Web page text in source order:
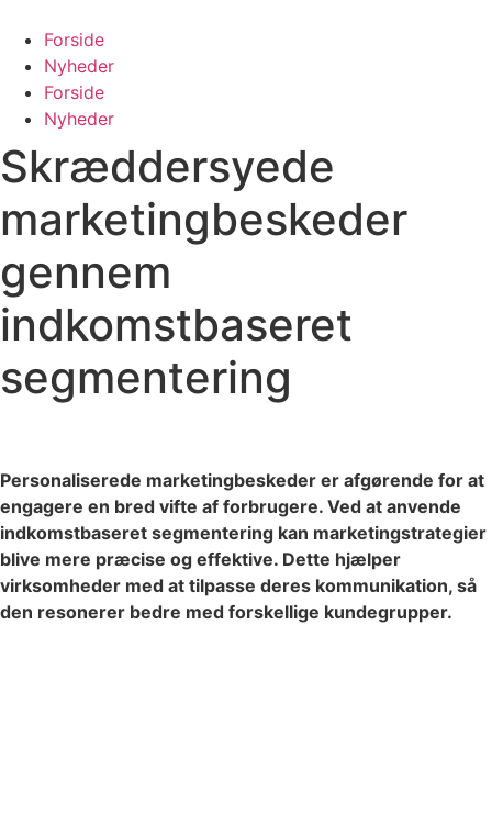
indhold
Forside
Nyheder
Forside
Nyheder
Skræddersyede
marketingbeskeder
gennem
indkomstbaseret
segmentering
Personaliserede marketingbeskeder er afgørende for at
engagere en bred vifte af forbrugere. Ved at anvende
indkomstbaseret segmentering kan marketingstrategier
blive mere præcise og effektive. Dette hjælper
virksomheder med at tilpasse deres kommunikation, så
den resonerer bedre med forskellige kundegrupper.